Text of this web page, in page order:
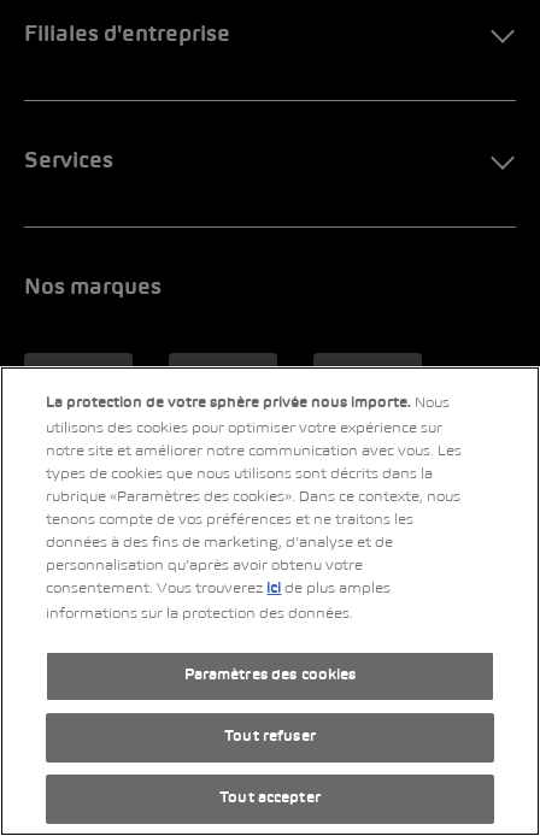
Filiales d'entreprise
Services
Nos marques
LinkedIn
Xing TwitterYouTubeInstagram
La protection de votre sphère privée nous importe. Nous
utilisons des cookies pour optimiser votre expérience sur
notre site et améliorer notre communication avec vous. Les
types de cookies que nous utilisons sont décrits dans la
rubrique «Paramètres des cookies». Dans ce contexte, nous
tenons compte de vos préférences et ne traitons les
données à des fins de marketing, d’analyse et de
personnalisation qu’après avoir obtenu votre
consentement. Vous trouverez ici de plus amples
informations sur la protection des données.
Paramètres des cookies
Tout refuser
Tout accepter